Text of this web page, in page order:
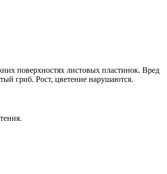
поверхностях листовых пластинок. Вред
гриб. Рост, цветение нарушаются.